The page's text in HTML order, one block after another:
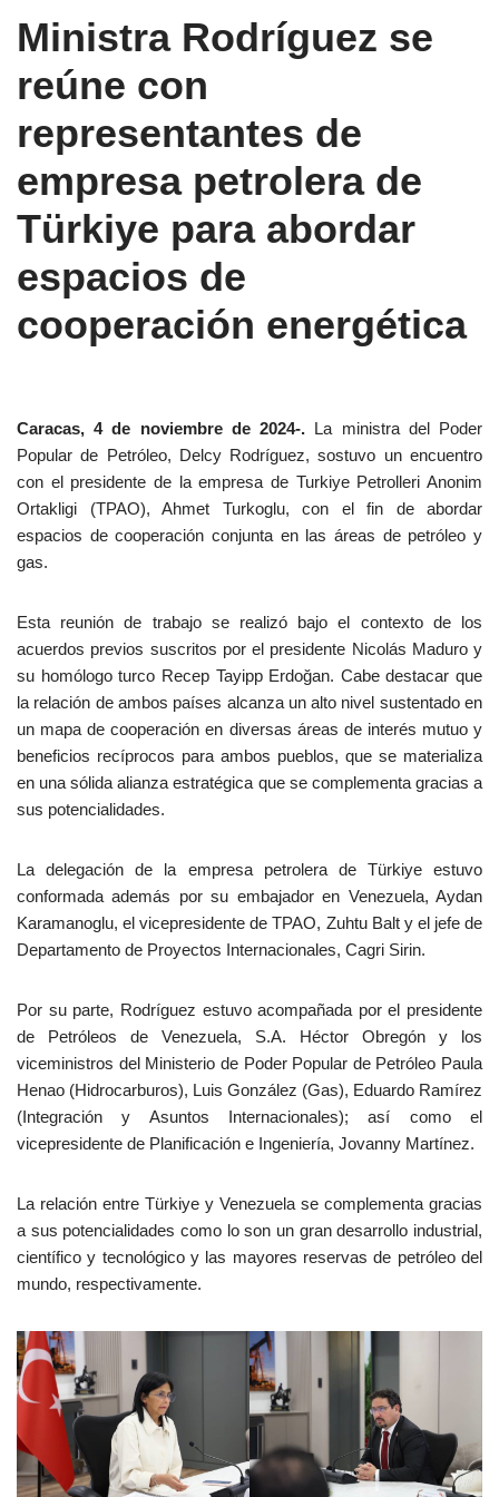
Ministra Rodríguez se
reúne con
representantes de
empresa petrolera de
Türkiye para abordar
espacios de
cooperación energética
Caracas, 4 de noviembre de 2024-. La ministra del Poder
Popular de Petróleo, Delcy Rodríguez, sostuvo un encuentro
con el presidente de la empresa de Turkiye Petrolleri Anonim
Ortakligi (TPAO), Ahmet Turkoglu, con el fin de abordar
espacios de cooperación conjunta en las áreas de petróleo y
gas.
Esta reunión de trabajo se realizó bajo el contexto de los
acuerdos previos suscritos por el presidente Nicolás Maduro y
su homólogo turco Recep Tayipp Erdoğan. Cabe destacar que
la relación de ambos países alcanza un alto nivel sustentado en
un mapa de cooperación en diversas áreas de interés mutuo y
beneficios recíprocos para ambos pueblos, que se materializa
en una sólida alianza estratégica que se complementa gracias a
sus potencialidades.
La delegación de la empresa petrolera de Türkiye estuvo
conformada además por su embajador en Venezuela, Aydan
Karamanoglu, el vicepresidente de TPAO, Zuhtu Balt y el jefe de
Departamento de Proyectos Internacionales, Cagri Sirin.
Por su parte, Rodríguez estuvo acompañada por el presidente
de Petróleos de Venezuela, S.A. Héctor Obregón y los
viceministros del Ministerio de Poder Popular de Petróleo Paula
Henao (Hidrocarburos), Luis González (Gas), Eduardo Ramírez
(Integración y Asuntos Internacionales); así como el
vicepresidente de Planificación e Ingeniería, Jovanny Martínez.
La relación entre Türkiye y Venezuela se complementa gracias
a sus potencialidades como lo son un gran desarrollo industrial,
científico y tecnológico y las mayores reservas de petróleo del
mundo, respectivamente.